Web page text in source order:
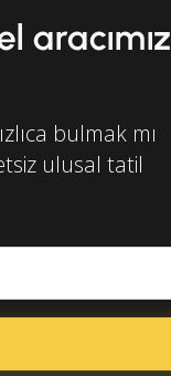
bulmak mı
ulusal tatil